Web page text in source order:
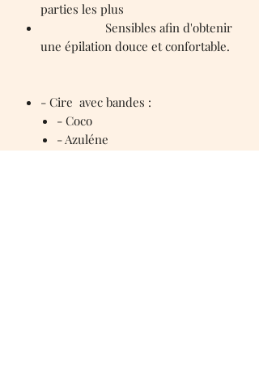
parties les plus
Sensibles afin d'obtenir
une épilation douce et confortable.
- Cire avec bandes :
- Coco
- Azuléne